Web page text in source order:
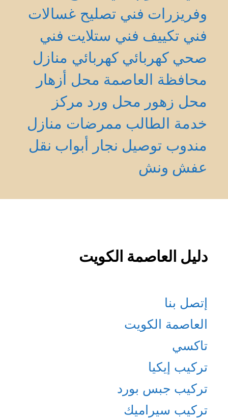
وفريزرات فني تصليح غسالات
فني تكييف فني ستلايت فني
صحي كهربائي كهربائي منازل
محافظة العاصمة محل أزهار
محل زهور محل ورد مركز
خدمة الطالب ممرضات منازل
مندوب توصيل نجار أبواب نقل
عفش ونش
دليل العاصمة الكويت
إتصل بنا
العاصمة الكويت
تاكسي
تركيب إيكيا
تركيب جبس بورد
تركيب سيراميك